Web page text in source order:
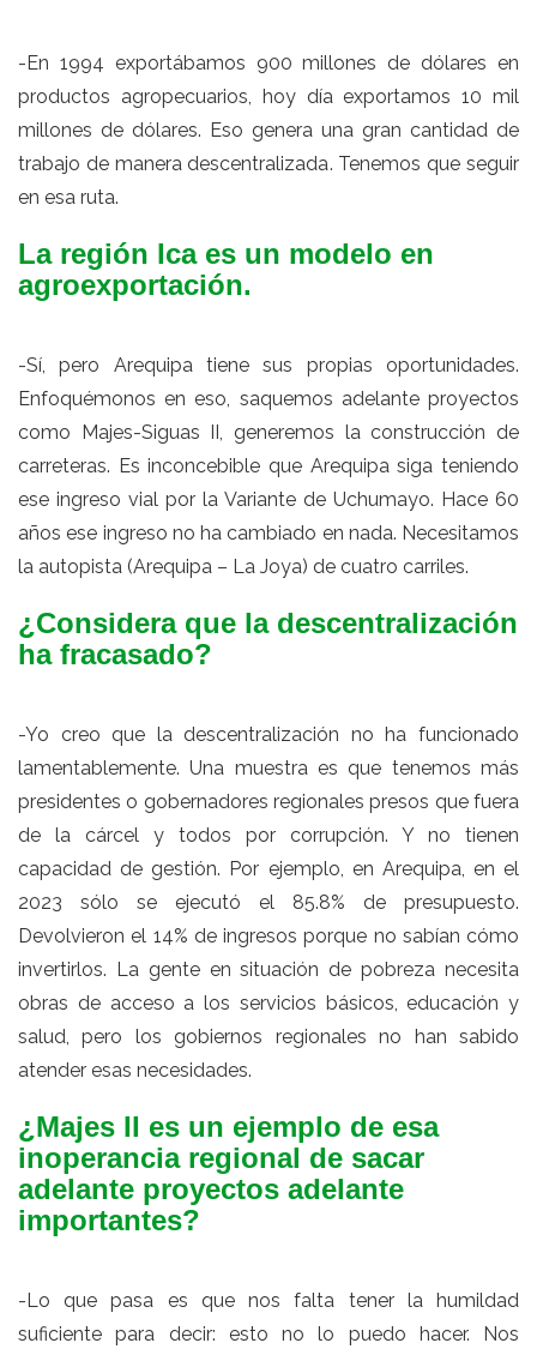
-En 1994 exportábamos 900 millones de dólares en
productos agropecuarios, hoy día exportamos 10 mil
millones de dólares. Eso genera una gran cantidad de
trabajo de manera descentralizada. Tenemos que seguir
en esa ruta.
La región Ica es un modelo en
agroexportación.
-Sí, pero Arequipa tiene sus propias oportunidades.
Enfoquémonos en eso, saquemos adelante proyectos
como Majes-Siguas II, generemos la construcción de
carreteras. Es inconcebible que Arequipa siga teniendo
ese ingreso vial por la Variante de Uchumayo. Hace 60
años ese ingreso no ha cambiado en nada. Necesitamos
la autopista (Arequipa – La Joya) de cuatro carriles.
¿Considera que la descentralización
ha fracasado?
-Yo creo que la descentralización no ha funcionado
lamentablemente. Una muestra es que tenemos más
presidentes o gobernadores regionales presos que fuera
de la cárcel y todos por corrupción. Y no tienen
capacidad de gestión. Por ejemplo, en Arequipa, en el
2023 sólo se ejecutó el 85.8% de presupuesto.
Devolvieron el 14% de ingresos porque no sabían cómo
invertirlos. La gente en situación de pobreza necesita
obras de acceso a los servicios básicos, educación y
salud, pero los gobiernos regionales no han sabido
atender esas necesidades.
¿Majes II es un ejemplo de esa
inoperancia regional de sacar
adelante proyectos adelante
importantes?
-Lo que pasa es que nos falta tener la humildad
suficiente para decir: esto no lo puedo hacer. Nos